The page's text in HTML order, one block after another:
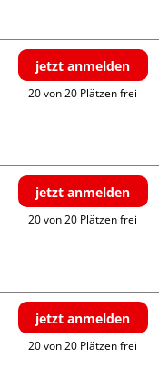
jetzt anmelden
20 von 20 Plätzen frei
jetzt anmelden
20 von 20 Plätzen frei
jetzt anmelden
20 von 20 Plätzen frei